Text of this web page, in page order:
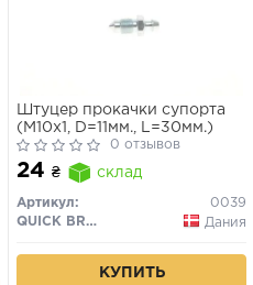
Штуцер прокачки супорта
(M10x1, D=11мм., L=30мм.)
0 отзывов
24 ₴ склад
Артикул:
0039
QUICK BRAKE
Дания
КУПИТЬ